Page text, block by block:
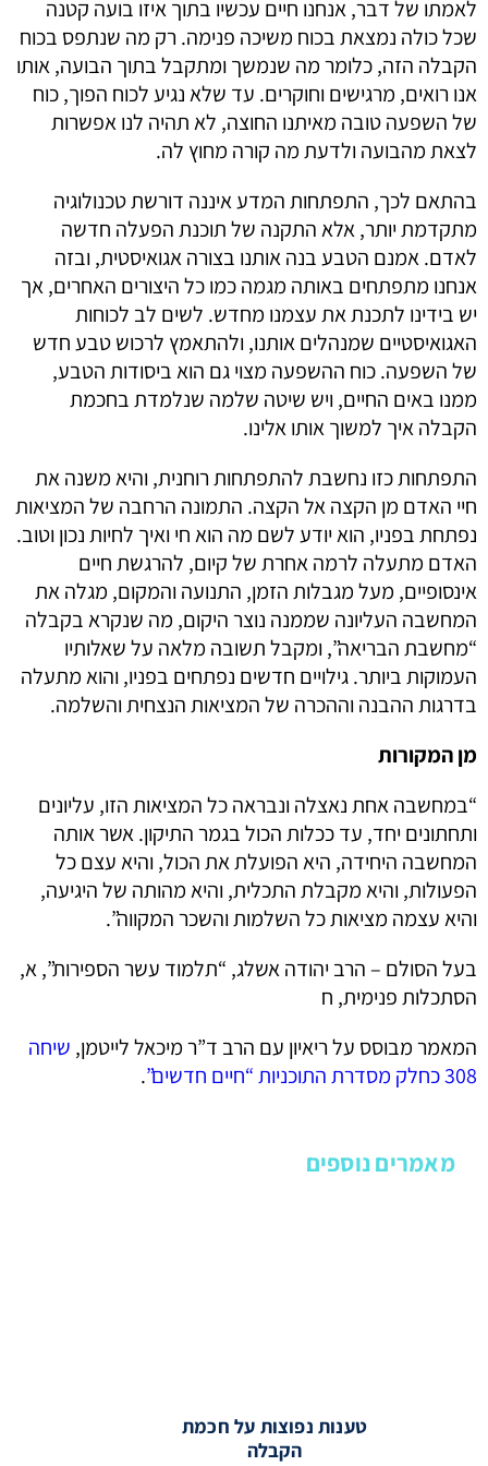
מאמרים נוספים
טענות נפוצות על חכמת
הקבלה
לאמתו של דבר, אנחנו חיים עכשיו בתוך איזו בועה קטנה
שכל כולה נמצאת בכוח משיכה פנימה. רק מה שנתפס בכוח
הקבלה הזה, כלומר מה שנמשך ומתקבל בתוך הבועה, אותו
אנו רואים, מרגישים וחוקרים. עד שלא נגיע לכוח הפוך, כוח
של השפעה טובה מאיתנו החוצה, לא תהיה לנו אפשרות
לצאת מהבועה ולדעת מה קורה מחוץ לה.
בהתאם לכך, התפתחות המדע איננה דורשת טכנולוגיה
מתקדמת יותר, אלא התקנה של תוכנת הפעלה חדשה
לאדם. אמנם הטבע בנה אותנו בצורה אגואיסטית, ובזה
אנחנו מתפתחים באותה מגמה כמו כל היצורים האחרים, אך
יש בידינו לתכנת את עצמנו מחדש. לשים לב לכוחות
האגואיסטיים שמנהלים אותנו, ולהתאמץ לרכוש טבע חדש
של השפעה. כוח ההשפעה מצוי גם הוא ביסודות הטבע,
ממנו באים החיים, ויש שיטה שלמה שנלמדת בחכמת
הקבלה איך למשוך אותו אלינו.
התפתחות כזו נחשבת להתפתחות רוחנית, והיא משנה את
חיי האדם מן הקצה אל הקצה. התמונה הרחבה של המציאות
נפתחת בפניו, הוא יודע לשם מה הוא חי ואיך לחיות נכון וטוב.
האדם מתעלה לרמה אחרת של קיום, להרגשת חיים
אינסופיים, מעל מגבלות הזמן, התנועה והמקום, מגלה את
המחשבה העליונה שממנה נוצר היקום, מה שנקרא בקבלה
“מחשבת הבריאה”, ומקבל תשובה מלאה על שאלותיו
העמוקות ביותר. גילויים חדשים נפתחים בפניו, והוא מתעלה
בדרגות ההבנה וההכרה של המציאות הנצחית והשלמה.
מן המקורות
“במחשבה אחת נאצלה ונבראה כל המציאות הזו, עליונים
ותחתונים יחד, עד ככלות הכול בגמר התיקון. אשר אותה
המחשבה היחידה, היא הפועלת את הכול, והיא עצם כל
הפעולות, והיא מקבלת התכלית, והיא מהותה של היגיעה,
והיא עצמה מציאות כל השלמות והשכר המקווה”.
בעל הסולם – הרב יהודה אשלג, “תלמוד עשר הספירות”, א,
הסתכלות פנימית, ח
המאמר מבוסס על ריאיון עם הרב ד”ר מיכאל לייטמן, שיחה
308 כחלק מסדרת התוכניות “חיים חדשים”
.